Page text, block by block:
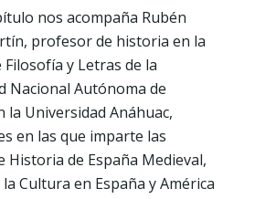
nos acompaña Rubén
profesor de historia en la
Filosofía y Letras de la
Nacional Autónoma de
la Universidad Anáhuac,
en las que imparte las
Historia de España Medieval,
Cultura en España y América